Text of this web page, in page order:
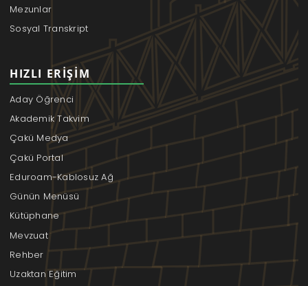
Mezunlar
Sosyal Transkript
HIZLI ERIŞIM
Aday Öğrenci
Akademik Takvim
Çakü Medya
Çakü Portal
Eduroam-Kablosuz Ağ
Günün Menüsü
Kütüphane
Mevzuat
Rehber
Uzaktan Eğitim